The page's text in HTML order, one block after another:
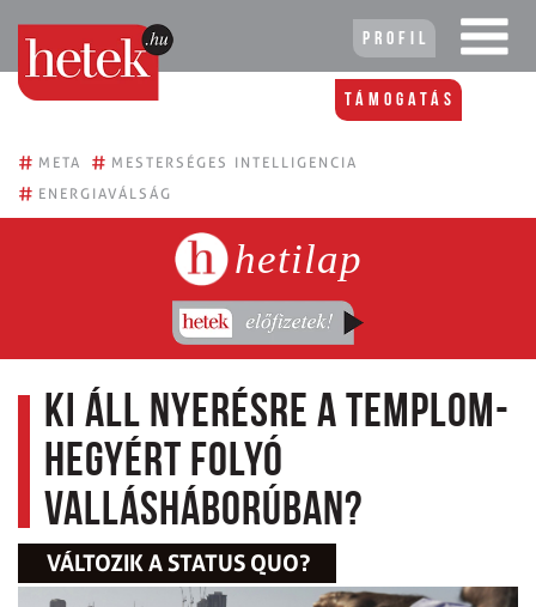
Profil
Támogatás
# META # MESTERSÉGES INTELLIGENCIA
# ENERGIAVÁLSÁG
hetilap
Ki áll nyerésre a Templom-
hegyért folyó
vallásháborúban?
VÁLTOZIK A STATUS QUO?